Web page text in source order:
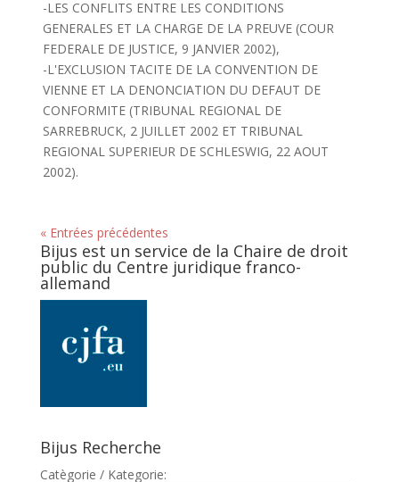
-LES CONFLITS ENTRE LES CONDITIONS
GENERALES ET LA CHARGE DE LA PREUVE (COUR
FEDERALE DE JUSTICE, 9 JANVIER 2002),
-L'EXCLUSION TACITE DE LA CONVENTION DE
VIENNE ET LA DENONCIATION DU DEFAUT DE
CONFORMITE (TRIBUNAL REGIONAL DE
SARREBRUCK, 2 JUILLET 2002 ET TRIBUNAL
REGIONAL SUPERIEUR DE SCHLESWIG, 22 AOUT
2002).
« Entrées précédentes
Bijus est un service de la Chaire de droit
public du Centre juridique franco-
allemand
Bijus Recherche
Catègorie / Kategorie: